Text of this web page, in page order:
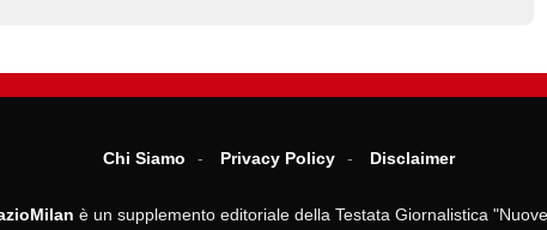
Chi Siamo Privacy Policy Disclaimer
è un supplemento editoriale della Testata Giornalistica